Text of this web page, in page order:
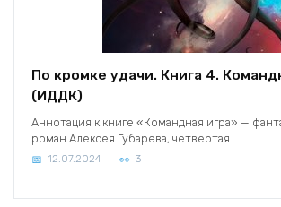
По кромке удачи. Книга 4.
(ИДДК)
Аннотация к книге «Командная игра» —
роман Алексея Губарева, четвертая
12.07.2024 3